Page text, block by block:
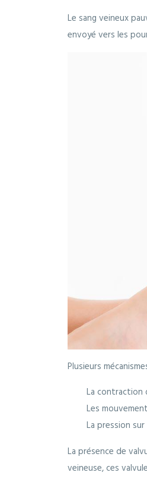
Le sang veineux
envoyé vers les
Plusieurs
La contraction
Les
La pression
La présence de
veineuse, ces